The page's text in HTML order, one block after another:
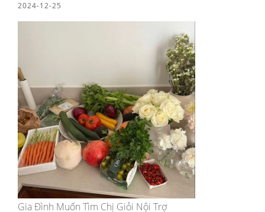
2024-12-25
Gia Đình Muốn Tìm Chị Giỏi Nội Trợ